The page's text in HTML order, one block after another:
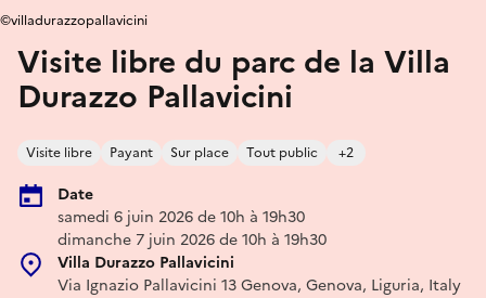
Visite libre du parc de la Villa
Durazzo Pallavicini
Visite libre Payant Sur place Tout public +2
Date
samedi 6 juin 2026 de 10h à 19h30
dimanche 7 juin 2026 de 10h à 19h30
Villa Durazzo Pallavicini
Via Ignazio Pallavicini 13 Genova, Genova, Liguria, Italy
©villadurazzopallavicini